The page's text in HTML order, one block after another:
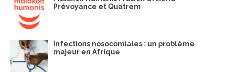
Prévoyance et Quatrem
Infections nosocomiales : un problème
majeur en Afrique